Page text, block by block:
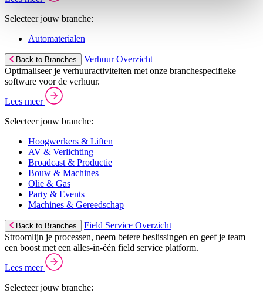
Selecteer jouw branche:
Automaterialen
Back to Branches
Verhuur Overzicht
Optimaliseer je verhuuractiviteiten met onze branchespecifieke
software voor de verhuur.
Lees meer
Selecteer jouw branche:
Hoogwerkers & Liften
AV & Verlichting
Broadcast & Productie
Bouw & Machines
Olie & Gas
Party & Events
Machines & Gereedschap
Back to Branches
Field Service Overzicht
Stroomlijn je processen, neem betere beslissingen en geef je team
een boost met een alles-in-één field service platform.
Lees meer
Selecteer jouw branche: